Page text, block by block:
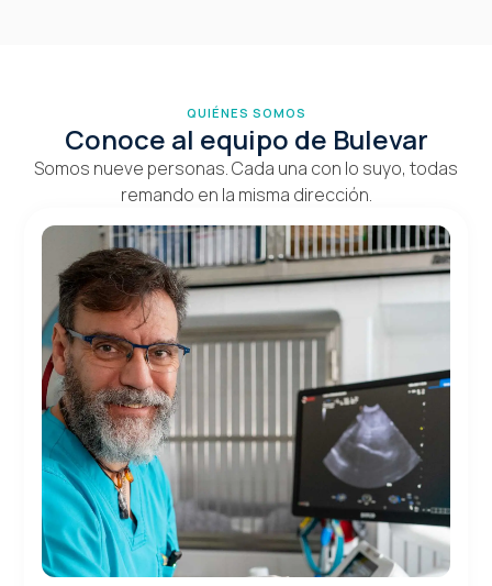
QUIÉNES SOMOS
Conoce al equipo de Bulevar
Somos nueve personas. Cada una con lo suyo, todas
remando en la misma dirección.